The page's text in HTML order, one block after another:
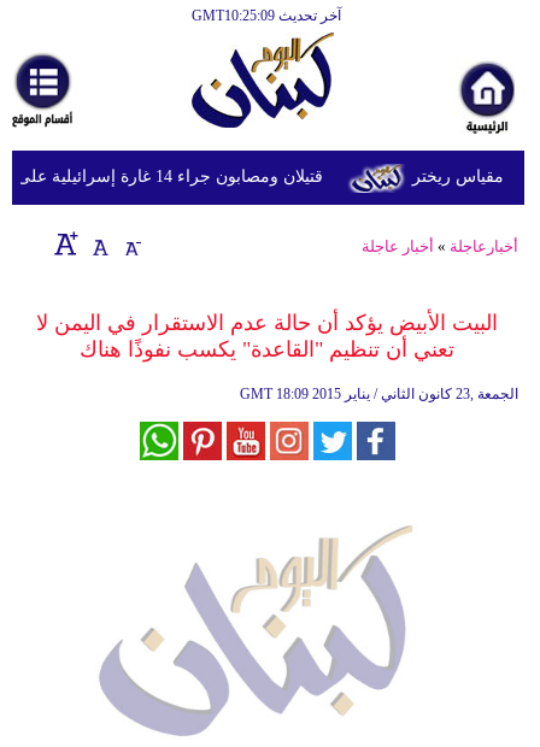
آخر تحديث GMT10:25:09
أخبارعاجلة
رياضة
ثقافة
إقتصاد
وموسيقى
قتيلان ومصابون جراء 14 غارة إسرائيلية على شرق وجنوب لبنان
أخبارعاجلة » أخبار عاجلة
البيت الأبيض يؤكد أن حالة عدم الاستقرار في اليمن لا
تعني أن تنظيم "القاعدة" يكسب نفوذًا هناك
GMT 18:09 2015 الجمعة ,23 كانون الثاني / يناير